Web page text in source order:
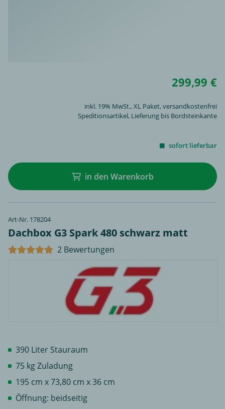
299,99 €
inkl. 19% MwSt.,XL Paket, versandkostenfrei
Speditionsartikel, Lieferung bis Bordsteinkante
sofort lieferbar
in den Warenkorb
Art-Nr. 178204
Dachbox G3 Spark 480 schwarz matt
2 Bewertungen
390 Liter Stauraum
75 kg Zuladung
195 cm x 73,80 cm x 36 cm
Öffnung: beidseitig